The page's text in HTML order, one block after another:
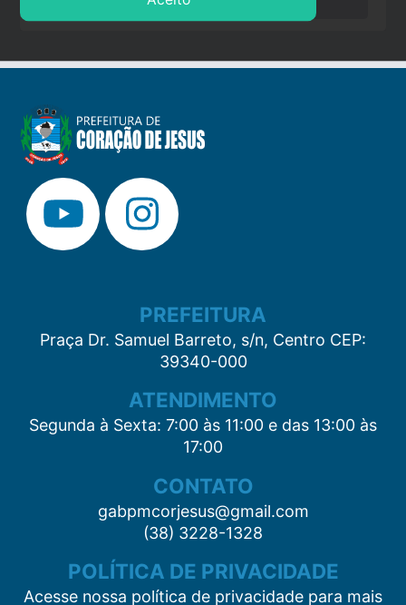
PREFEITURA
Praça Dr. Samuel Barreto, s/n, Centro CEP:
39340-000
ATENDIMENTO
Segunda à Sexta: 7:00 às 11:00 e das 13:00 às
17:00
CONTATO
gabpmcorjesus@gmail.com
(38) 3228-1328
POLÍTICA DE PRIVACIDADE
Acesse nossa política de privacidade para mais